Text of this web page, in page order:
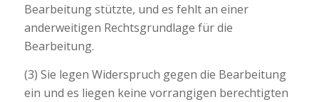
Bearbeitung stützte, und es fehlt an einer
anderweitigen Rechtsgrundlage für die
Bearbeitung.
(3) Sie legen Widerspruch gegen die Bearbeitung
ein und es liegen keine vorrangigen berechtigten